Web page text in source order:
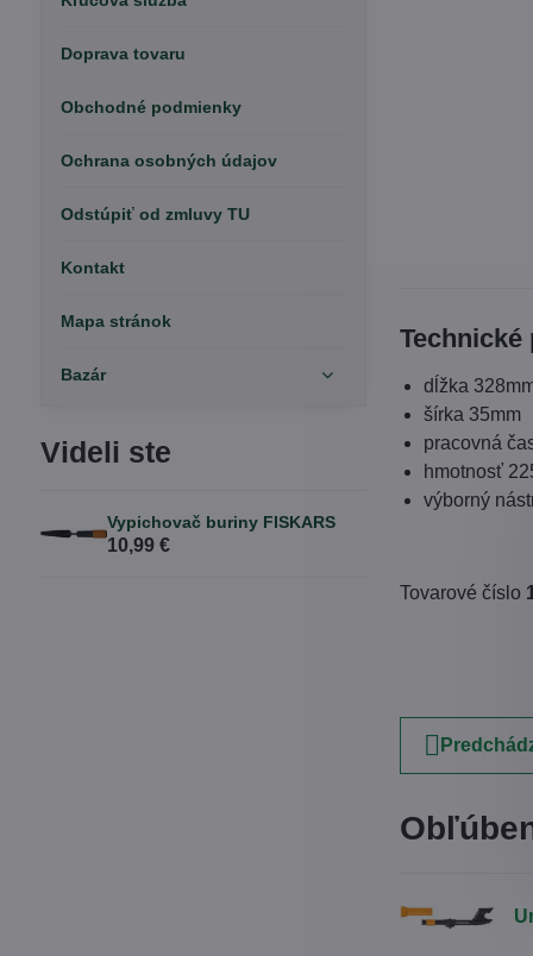
Technické
dĺžka
šírka 35mm
pracovná
hmotnosť
výborný
Tovarové číslo
Doprava tovaru
Obchodné podmienky
Ochrana osobných údajov
Odstúpiť od zmluvy TU
Kontakt
Mapa stránok
Bazár
Videli ste
Vypichovač buriny FISKARS
10,99 €